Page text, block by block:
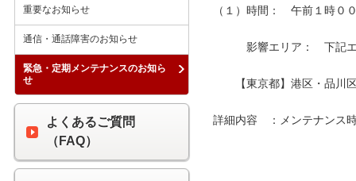
（１）時間：　午前１時０
影響エリア：　下記エ
【東京都】
詳細内容　：メンテナンス
重要なお知らせ
通信・通話障害のお知らせ
緊急・定期メンテナンスのお知ら
せ
よくあるご質問
（FAQ）